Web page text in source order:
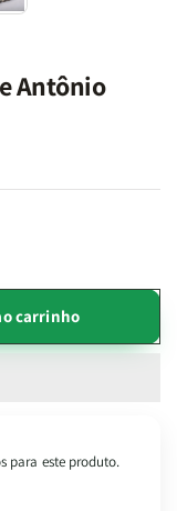
Antônio
carrinho
para este produto.